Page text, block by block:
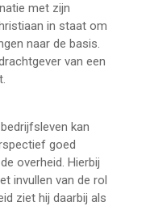
met zijn
in staat om
naar de basis.
van een
kan
goed
overheid. Hierbij
invullen van de rol
ziet hij daarbij als